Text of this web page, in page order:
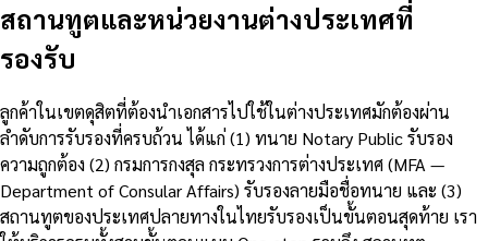
สถานทูตและหน่วยงานต่างประเทศที่
รองรับ
ลูกค้าในเขตดุสิตที่ต้องนำเอกสารไปใช้ในต่างประเทศมักต้องผ่าน
ลำดับการรับรองที่ครบถ้วน ได้แก่ (1) ทนาย Notary Public รับรอง
ความถูกต้อง (2) กรมการกงสุล กระทรวงการต่างประเทศ (MFA —
Department of Consular Affairs) รับรองลายมือชื่อทนาย และ (3)
สถานทูตของประเทศปลายทางในไทยรับรองเป็นขั้นตอนสุดท้าย เรา